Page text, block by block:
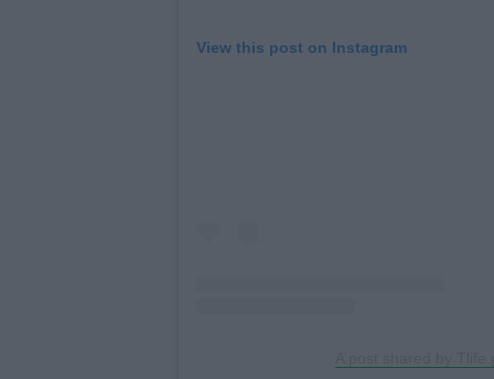
View this post on Instagram